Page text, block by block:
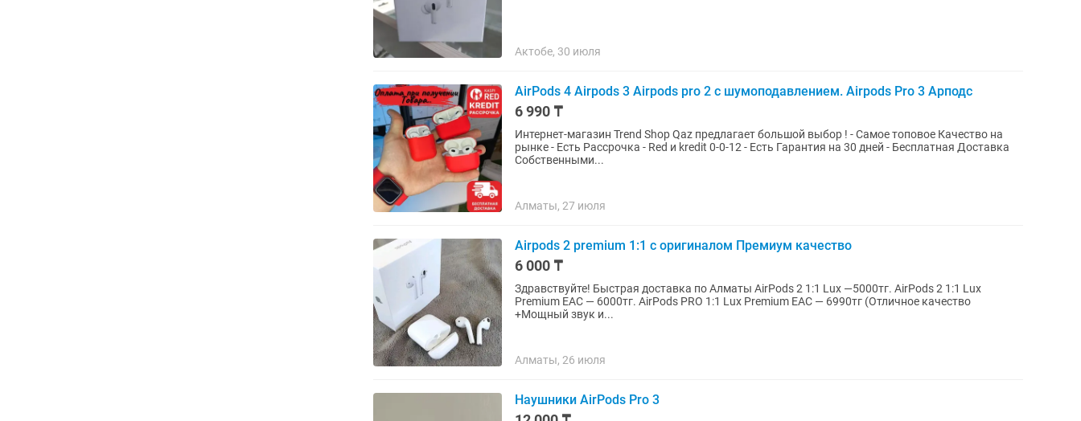
Актобе, 30 июля
AirPods 4 Airpods 3 Airpods pro 2 с шумоподавлением. Airpods Pro 3 Арподс
6 990 ₸
Интернет-магазин Trend Shop Qaz предлагает большой выбор ! - Самое топовое Качество на
рынке - Есть Рассрочка - Red и kredit 0-0-12 - Есть Гарантия на 30 дней - Бесплатная Доставка
Собственными...
Алматы, 27 июля
Airpods 2 premium 1:1 с оригиналом Премиум качество
6 000 ₸
Здравствуйте! Быстрая доставка по Алматы AirPods 2 1:1 Lux —5000тг. AirPods 2 1:1 Lux
Premium EAC — 6000тг. AirPods PRO 1:1 Lux Premium EAC — 6990тг (Отличное качество
+Мощный звук и...
Алматы, 26 июля
Наушники AirPods Pro 3